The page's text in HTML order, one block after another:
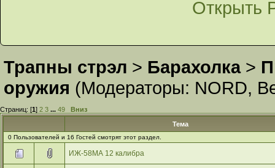
Открыть
Трапны стрэл > Барахолка>
оружия (Модераторы: NORD,
Страниц: [1] 2 3 ... 49
Вниз
Тема
0 Пользователей и 16 Гостей смотрят этот раздел.
ИЖ-58МА 12 калибра